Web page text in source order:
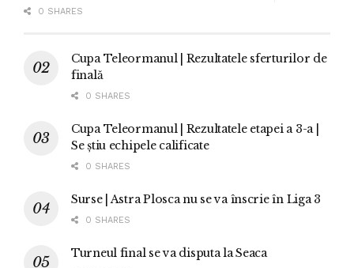
0 SHARES
Cupa Teleormanul | Rezultatele sferturilor de
finală
0 SHARES
Cupa Teleormanul | Rezultatele etapei a 3-a |
Se știu echipele calificate
0 SHARES
Surse | Astra Plosca nu se va înscrie în Liga 3
0 SHARES
Turneul final se va disputa la Seaca